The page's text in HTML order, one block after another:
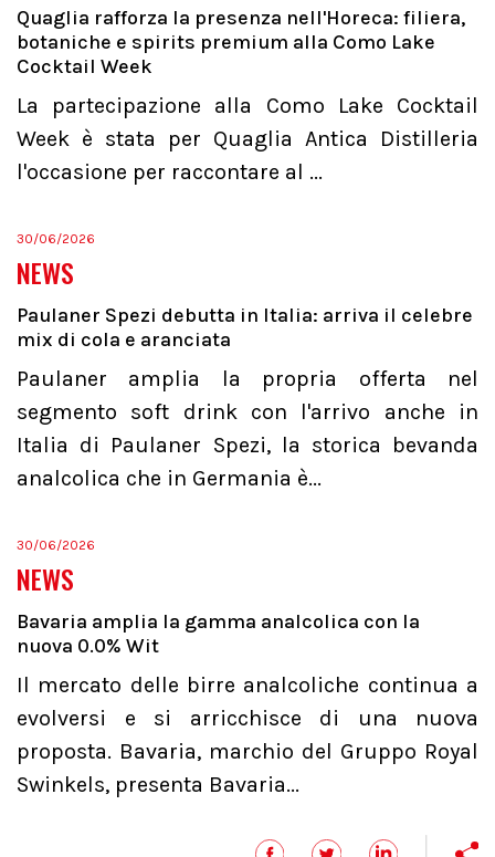
Quaglia rafforza la presenza nell'Horeca: filiera,
botaniche e spirits premium alla Como Lake
Cocktail Week
La partecipazione alla Como Lake Cocktail
Week è stata per Quaglia Antica Distilleria
l'occasione per raccontare al ...
30/06/2026
NEWS
Paulaner Spezi debutta in Italia: arriva il celebre
mix di cola e aranciata
Paulaner amplia la propria offerta nel
segmento soft drink con l'arrivo anche in
Italia di Paulaner Spezi, la storica bevanda
analcolica che in Germania è...
30/06/2026
NEWS
Bavaria amplia la gamma analcolica con la
nuova 0.0% Wit
Il mercato delle birre analcoliche continua a
evolversi e si arricchisce di una nuova
proposta. Bavaria, marchio del Gruppo Royal
Swinkels, presenta Bavaria...